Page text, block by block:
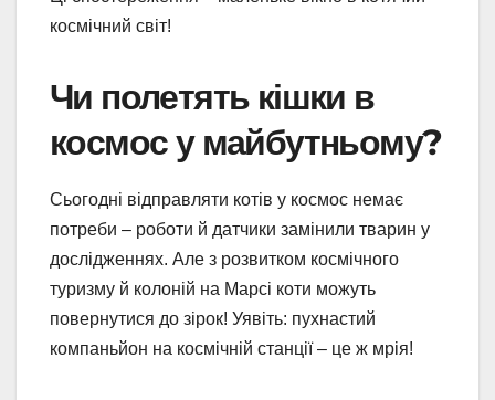
космічний світ!
Чи полетять кішки в
космос у майбутньому?
Сьогодні відправляти котів у космос немає
потреби – роботи й датчики замінили тварин у
дослідженнях. Але з розвитком космічного
туризму й колоній на Марсі коти можуть
повернутися до зірок! Уявіть: пухнастий
компаньйон на космічній станції – це ж мрія!